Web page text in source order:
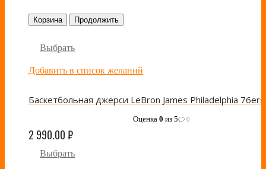
Корзина Продолжить
Выбрать
Добавить в список желаний
Оценка 0 из 5 0
2 990.00₽
Выбрать